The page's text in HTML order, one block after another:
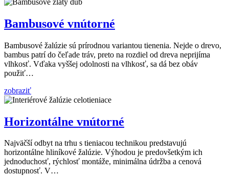
Bambusové vnútorné
Bambusové žalúzie sú prírodnou variantou tienenia. Nejde o drevo,
bambus patrí do čeľade tráv, preto na rozdiel od dreva neprijíma
vlhkosť. Vďaka vyššej odolnosti na vlhkosť, sa dá bez obáv
použiť…
zobraziť
Horizontálne vnútorné
Najväčší odbyt na trhu s tieniacou technikou predstavujú
horizontálne hliníkové žalúzie. Výhodou je predovšetkým ich
jednoduchosť, rýchlosť montáže, minimálna údržba a cenová
dostupnosť. V…